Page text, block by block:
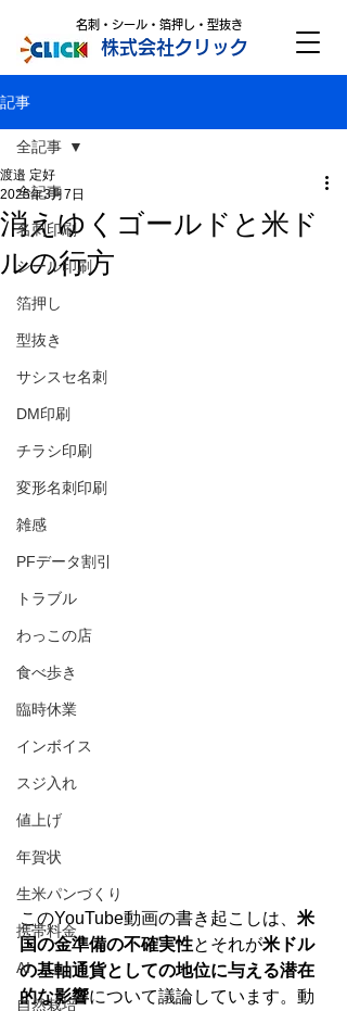
株式会社クリック
名刺・シール・箔押し・型抜き
記事
全記事
名刺印刷
シール印刷
箔押し
型抜き
サシスセ名刺
DM印刷
チラシ印刷
変形名刺印刷
雑感
PFデータ割引
トラブル
わっこの店
食べ歩き
臨時休業
インボイス
スジ入れ
値上げ
年賀状
生米パンづくり
携帯料金
AI
自然栽培
全記事
消えゆくゴールドと米ド
ルの行方
渡邉 定好
2025年3月7日
このYouTube動画の書き起こしは、 米
国の金準備の不確実性とそれが米ドル
の基軸通貨としての地位に与える潜在
的な影響について議論しています。動